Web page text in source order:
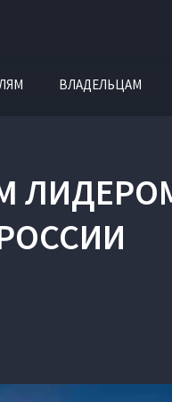
ВЛАДЕЛЬЦАМ